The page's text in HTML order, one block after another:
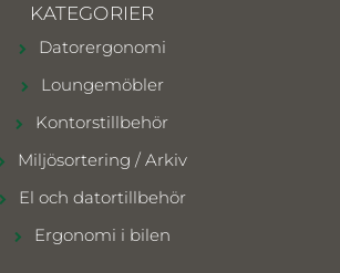
KATEGORIER
Datorergonomi
Loungemöbler
Kontorstillbehör
Miljösortering / Arkiv
El och datortillbehör
Ergonomi i bilen